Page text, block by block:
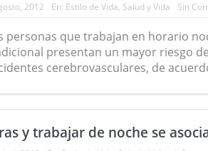
2012 En: Estilo de Vida, Salud y Vida Sin
personas que trabajan en horario
presentan un mayor riesgo
cerebrovasculares, de
y trabajar de noche se